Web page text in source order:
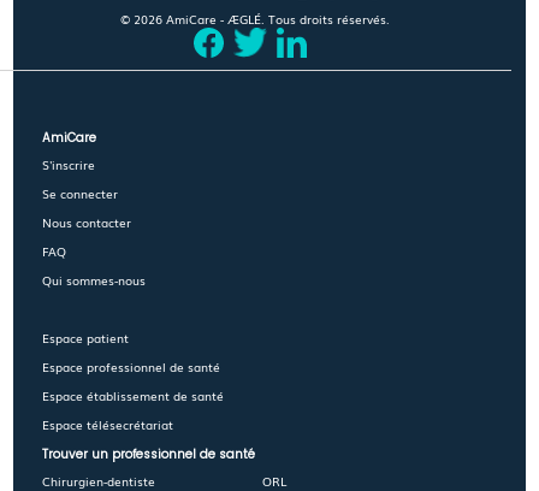
© 2026 AmiCare - ÆGLÉ. Tous droits réservés.
AmiCare
S'inscrire
Se connecter
Nous contacter
FAQ
Qui sommes-nous
Espace patient
Espace professionnel de santé
Espace établissement de santé
Espace télésecrétariat
Trouver un professionnel de santé
Chirurgien-dentiste
ORL